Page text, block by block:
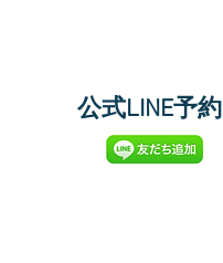
​公式LINE予約